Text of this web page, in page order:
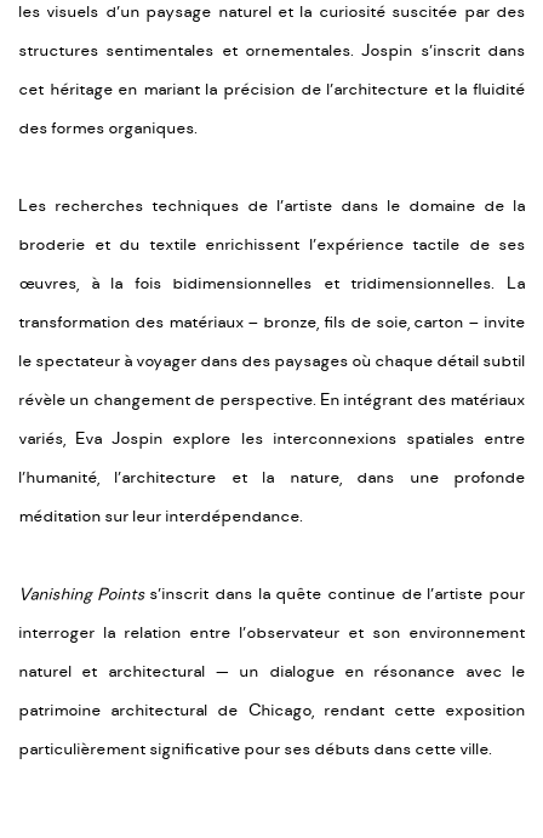
les visuels d’un paysage naturel et la curiosité suscitée par des
structures sentimentales et ornementales. Jospin s’inscrit dans
cet héritage en mariant la précision de l’architecture et la fluidité
des formes organiques.
Les recherches techniques de l’artiste dans le domaine de la
broderie et du textile enrichissent l’expérience tactile de ses
œuvres, à la fois bidimensionnelles et tridimensionnelles. La
transformation des matériaux – bronze, fils de soie, carton – invite
le spectateur à voyager dans des paysages où chaque détail subtil
révèle un changement de perspective. En intégrant des matériaux
variés, Eva Jospin explore les interconnexions spatiales entre
l’humanité, l’architecture et la nature, dans une profonde
méditation sur leur interdépendance.
VanishingPointss’inscrit dans la quête continue de l’artiste pour
interroger la relation entre l’observateur et son environnement
naturel et architectural — un dialogue en résonance avec le
patrimoine architectural de Chicago, rendant cette exposition
particulièrement significative pour ses débuts dans cette ville.